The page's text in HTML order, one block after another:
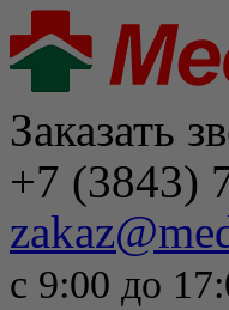
Заказать
+7 (3843)
с 9:00 до